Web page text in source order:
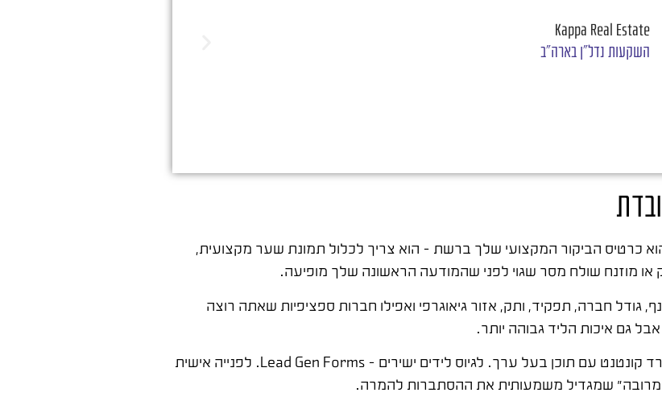
Kappa Real Estate
השקעות נדל"ן בארה"ב
כרטיס הביקור המקצועי שלך ברשת – הוא צריך לכלול תמונת שער מקצועית,
או מוזנח שולח מסר שגוי לפני שהמודעה הראשונה שלך מופיעה.
חברה, תפקיד, ותק, אזור גיאוגרפי ואפילו חברות ספציפיות שאתה רוצה
גם איכות הליד גבוהה יותר.
השלב השלישי הוא בחירת הפורמט הנכון. לבניית מודעות מותג – ספונסרד קונטנט עם תוכן בעל ערך. לגיוס לידים ישירים – Lead Gen Forms. לפנייה אישית